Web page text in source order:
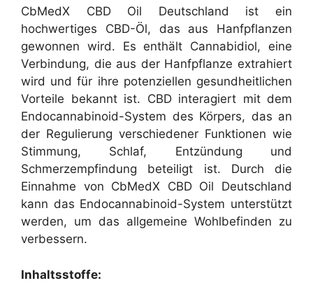
CbMedX CBD Oil Deutschland ist ein
hochwertiges CBD-Öl, das aus Hanfpflanzen
gewonnen wird. Es enthält Cannabidiol, eine
Verbindung, die aus der Hanfpflanze extrahiert
wird und für ihre potenziellen gesundheitlichen
Vorteile bekannt ist. CBD interagiert mit dem
Endocannabinoid-System des Körpers, das an
der Regulierung verschiedener Funktionen wie
Stimmung, Schlaf, Entzündung und
Schmerzempfindung beteiligt ist. Durch die
Einnahme von CbMedX CBD Oil Deutschland
kann das Endocannabinoid-System unterstützt
werden, um das allgemeine Wohlbefinden zu
verbessern.
Inhaltsstoffe: